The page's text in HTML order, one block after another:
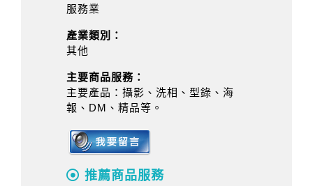
服務業
產業類別：
其他
主要商品服務：
主要產品：攝影、洗相、型錄、海
報、DM、精品等。
推薦商品服務